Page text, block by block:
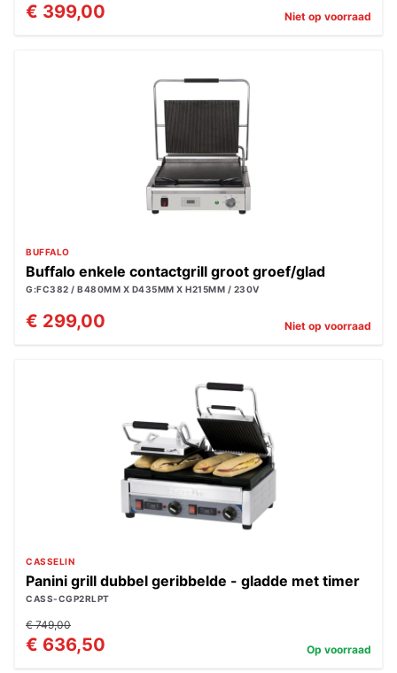
€ 399,00 Niet op voorraad
BUFFALO
Buffalo enkele contactgrill groot groef/glad
G:FC382 / B480MM X D435MM X H215MM / 230V
€ 299,00 Niet op voorraad
CASSELIN
Panini grill dubbel geribbelde - gladde met timer
CASS-CGP2RLPT
€ 749,00
€ 636,50 Op voorraad